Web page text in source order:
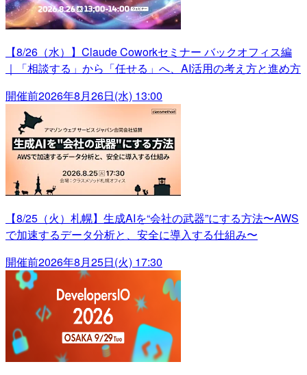
【8/26（水）】Claude Coworkセミナー バックオフィス編
｜「相談する」から「任せる」へ、AI活用の考え方と進め方
開催前2026年8月26日(水) 13:00
【8/25（火）札幌】生成AIを“会社の武器”にする方法〜AWS
で加速するデータ分析と、安全に導入する仕組み〜
開催前2026年8月25日(火) 17:30